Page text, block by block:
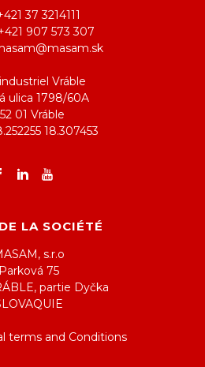
37 3214111
907 573 307
Vráble
ulica 1798/60A
01 Vráble
18.307453
LA SOCIÉTÉ
s.r.o
Parková 75
partie Dyčka
terms and Conditions